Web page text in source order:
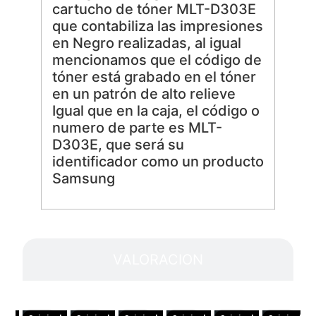
cartucho de tóner MLT-D303E
que contabiliza las impresiones
en Negro realizadas, al igual
mencionamos que el código de
tóner está grabado en el tóner
en un patrón de alto relieve
Igual que en la caja, el código o
numero de parte es MLT-
D303E, que será su
identificador como un producto
Samsung